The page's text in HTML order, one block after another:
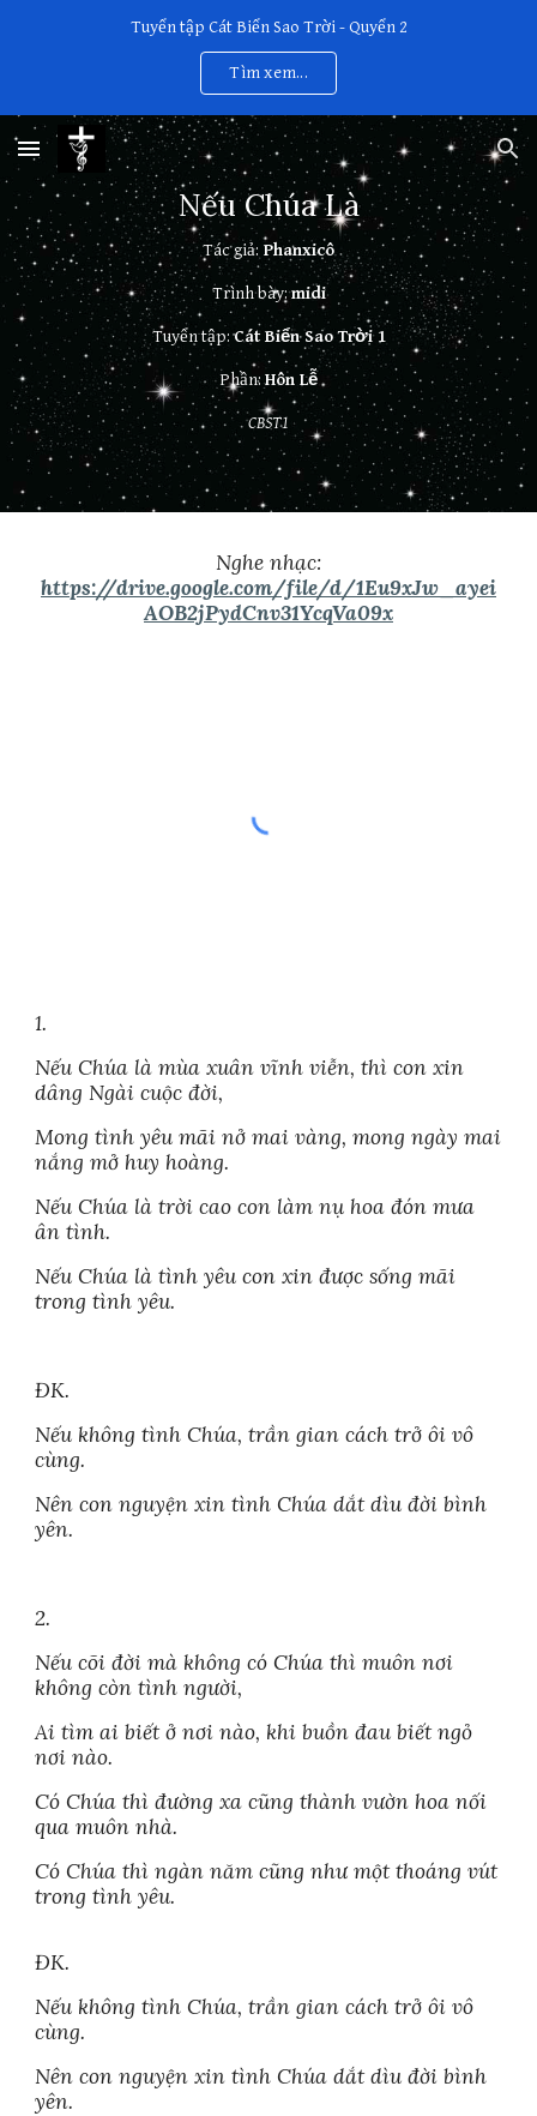
Tuyển tập Cát Biển Sao Trời - Quyển 2
Tìm xem...
Nếu Chúa Là
Tác giả: Phanxicô
Trình bày:midi
Tuyển tập:Cát Biển Sao Trời 1
Phần:Hôn Lễ
CBST1
Nghe nhạc:
https://drive.google.com/file/d/1Eu9xJw_ayei
AOB2jPydCnv31YcqVa09x
1.
Nếu Chúa là mùa xuân vĩnh viễn, thì con xin
dâng Ngài cuộc đời,
Mong tình yêu mãi nở mai vàng, mong ngày mai
nắng mở huy hoàng.
Nếu Chúa là trời cao con làm nụ hoa đón mưa
ân tình.
Nếu Chúa là tình yêu con xin được sống mãi
trong tình yêu.
ĐK.
Nếu không tình Chúa, trần gian cách trở ôi vô
cùng.
Nên con nguyện xin tình Chúa dắt dìu đời bình
yên.
2.
Nếu cõi đời mà không có Chúa thì muôn nơi
không còn tình người,
Ai tìm ai biết ở nơi nào, khi buồn đau biết ngỏ
nơi nào.
Có Chúa thì đường xa cũng thành vườn hoa nối
qua muôn nhà.
Có Chúa thì ngàn năm cũng như một thoáng vút
trong tình yêu.
ĐK.
Nếu không tình Chúa, trần gian cách trở ôi vô
cùng.
Nên con nguyện xin tình Chúa dắt dìu đời bình
yên.